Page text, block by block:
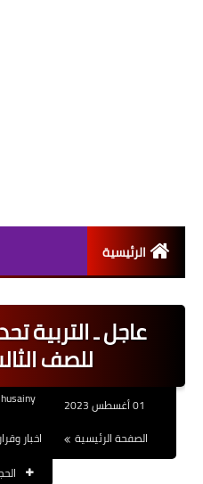
الرئيسية
عاجل ـ التربية
للصف
الصفحة الرئيسية
اخبار